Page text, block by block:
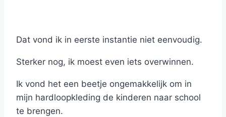
Dat vond ik in eerste instantie niet eenvoudig.
Sterker nog, ik moest even iets overwinnen.
Ik vond het een beetje ongemakkelijk om in
mijn hardloopkleding de kinderen naar school
te brengen.